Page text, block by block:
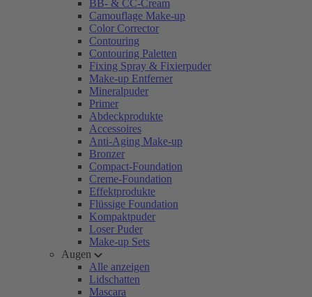
BB- & CC-Cream
Camouflage Make-up
Color Corrector
Contouring
Contouring Paletten
Fixing Spray & Fixierpuder
Make-up Entferner
Mineralpuder
Primer
Abdeckprodukte
Accessoires
Anti-Aging Make-up
Bronzer
Compact-Foundation
Creme-Foundation
Effektprodukte
Flüssige Foundation
Kompaktpuder
Loser Puder
Make-up Sets
Augen
Alle anzeigen
Lidschatten
Mascara